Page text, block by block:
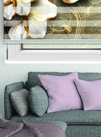
6 سال قبل